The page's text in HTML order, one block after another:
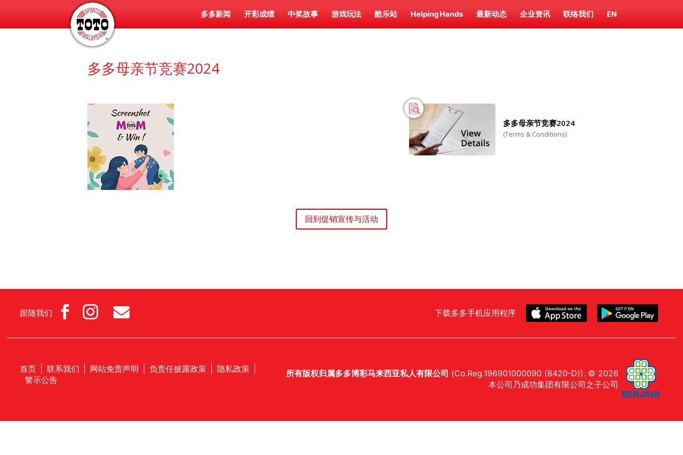
多多新闻 开彩成绩 中奖故事 游戏玩法 酷乐站 Helping Hands 最新动态 企业资讯 联络我们 EN
多多母亲节竞赛2024
多多母亲节竞赛2024
(Terms & Conditions)
回到促销宣传与活动
跟随我们    下载多多手机应用程序
首页 联系我们 网站免责声明 负责任披露政策
隐私政策
警示公告
所有版权归属多多博彩马来西亚私人有限公司 (Co.Reg.196901000090 (8420-D)). © 2026
本公司乃成功集团有限公司之子公司